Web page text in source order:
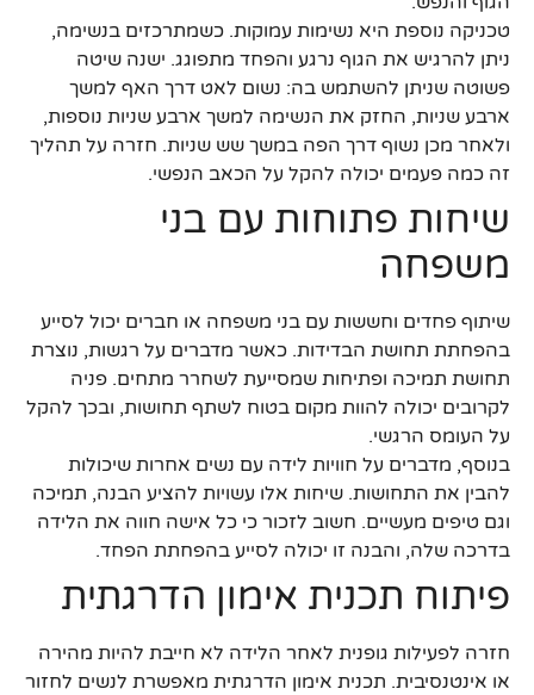
טכניקה נוספת היא נשימות עמוקות. כשמתרכזים בנשימה,
ניתן להרגיש את הגוף נרגע והפחד מתפוגג. ישנה שיטה
פשוטה שניתן להשתמש בה: נשום לאט דרך האף למשך
ארבע שניות, החזק את הנשימה למשך ארבע שניות נוספות,
ולאחר מכן נשוף דרך הפה במשך שש שניות. חזרה על תהליך
זה כמה פעמים יכולה להקל על הכאב הנפשי.
שיחות פתוחות עם בני
משפחה
שיתוף פחדים וחששות עם בני משפחה או חברים יכול לסייע
בהפחתת תחושת הבדידות. כאשר מדברים על רגשות, נוצרת
תחושת תמיכה ופתיחות שמסייעת לשחרר מתחים. פניה
לקרובים יכולה להוות מקום בטוח לשתף תחושות, ובכך להקל
על העומס הרגשי.
בנוסף, מדברים על חוויות לידה עם נשים אחרות שיכולות
להבין את התחושות. שיחות אלו עשויות להציע הבנה, תמיכה
וגם טיפים מעשיים. חשוב לזכור כי כל אישה חווה את הלידה
בדרכה שלה, והבנה זו יכולה לסייע בהפחתת הפחד.
פיתוח תכנית אימון הדרגתית
חזרה לפעילות גופנית לאחר הלידה לא חייבת להיות מהירה
או אינטנסיבית. תכנית אימון הדרגתית מאפשרת לנשים לחזור